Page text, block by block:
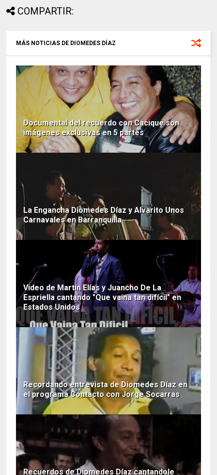
COMPARTIR:
MÁS NOTICIAS DE DIOMEDES DÍAZ
Documental del recuerdo con Cacique son
imágenes exclusivas en 5 partes
La Engancha Diomedes Díaz y Alvarito Unos
Carnavales en Barranquilla
Video de Martín Elías y Juancho De La
Espriella cantando "Que vaina tan difícil" en
Estados Unidos
Recordando entrevista de Diomedes Díaz en
el programa Contacto con Jorge Socarras
Recuerdos de Diomedes Díaz cantandole